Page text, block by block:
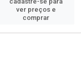
ver preços e
comprar